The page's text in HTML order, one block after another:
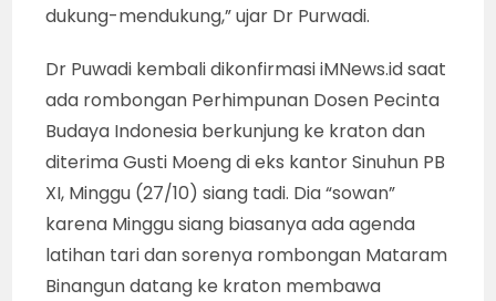
dukung-mendukung,” ujar Dr Purwadi.
Dr Puwadi kembali dikonfirmasi iMNews.id saat
ada rombongan Perhimpunan Dosen Pecinta
Budaya Indonesia berkunjung ke kraton dan
diterima Gusti Moeng di eks kantor Sinuhun PB
XI, Minggu (27/10) siang tadi. Dia “sowan”
karena Minggu siang biasanya ada agenda
latihan tari dan sorenya rombongan Mataram
Binangun datang ke kraton membawa